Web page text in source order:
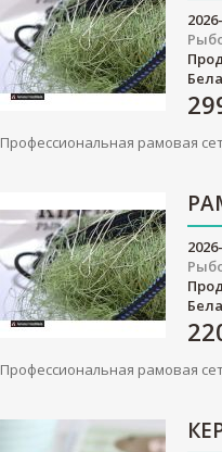
Профессиональная рамовая
Профессиональная рамовая